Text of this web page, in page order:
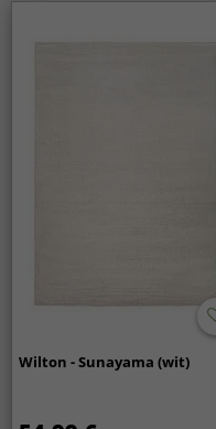
Wilton - Sunayama (wit)